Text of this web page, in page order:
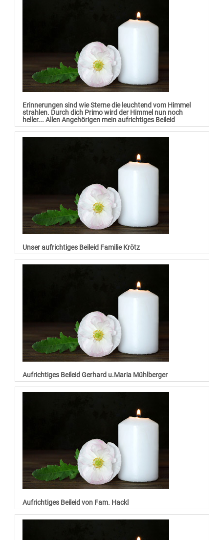
Erinnerungen sind wie Sterne die leuchtend vom Himmel
strahlen. Durch dich Primo wird der Himmel nun noch
heller... Allen Angehörigen mein aufrichtiges Beileid
Unser aufrichtiges Beileid Familie Krötz
Aufrichtiges Beileid Gerhard u.Maria Mühlberger
Aufrichtiges Beileid von Fam. Hackl